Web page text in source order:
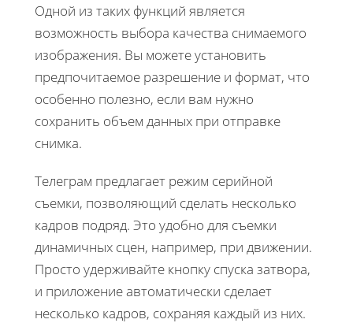
Одной из таких функций является
возможность выбора качества снимаемого
изображения. Вы можете установить
предпочитаемое разрешение и формат, что
особенно полезно, если вам нужно
сохранить объем данных при отправке
снимка.
Телеграм предлагает режим серийной
съемки, позволяющий сделать несколько
кадров подряд. Это удобно для съемки
динамичных сцен, например, при движении.
Просто удерживайте кнопку спуска затвора,
и приложение автоматически сделает
несколько кадров, сохраняя каждый из них.